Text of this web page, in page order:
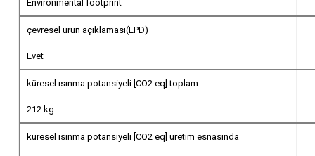
Environmental footprint
çevresel ürün açıklaması(EPD)
Evet
küresel ısınma potansiyeli [CO2 eq] toplam
212 kg
küresel ısınma potansiyeli [CO2 eq] üretim esnasında